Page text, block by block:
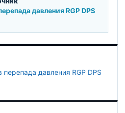
давления RGP DPS
перепада давления RGP DPS